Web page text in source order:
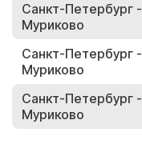
Санкт-Петербург -
Муриково
Санкт-Петербург -
Муриково
Санкт-Петербург -
Муриково